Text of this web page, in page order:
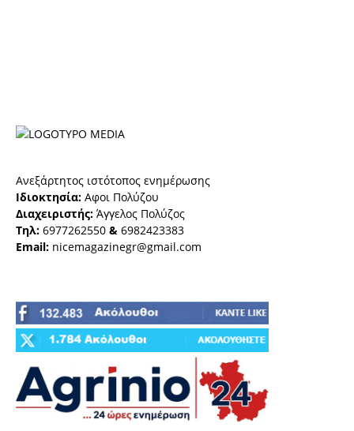
Ανεξάρτητος ιστότοπος ενημέρωσης
Ιδιοκτησία: Αφοι Πολύζου
Διαχειριστής: Άγγελος Πολύζος
Τηλ: 6977262550 & 6982423383
Email: nicemagazinegr@gmail.com